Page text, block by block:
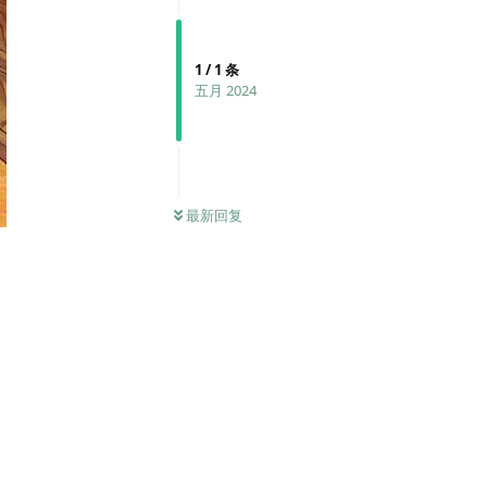
1 /1 条
五月 2024
最新回复